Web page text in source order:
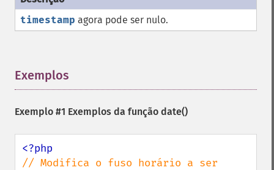
timestamp agora pode ser nulo.
Exemplos
Exemplo #1 Exemplos da função date()
// Modifica o fuso horário a ser